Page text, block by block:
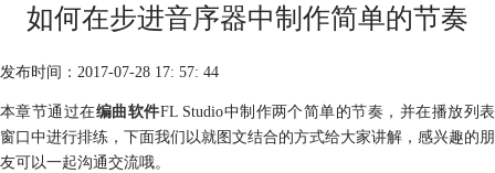
如何在步进音序器中制作简单的节奏
发布时间：2017-07-28 17: 57: 44
本章节通过在编曲软件FL Studio中制作两个简单的节奏 ，并在播放列表
窗口中进行排练，下面我们以就图文结合的方式给大家讲解，感兴趣的朋
友可以一起沟通交流哦。